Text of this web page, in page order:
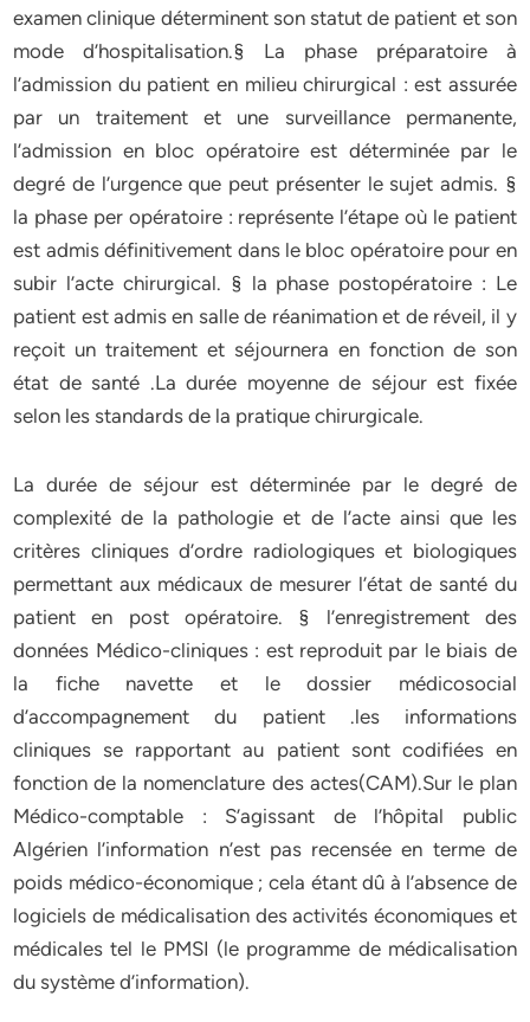
examen clinique déterminent son statut de patient et son
mode d’hospitalisation.§ La phase préparatoire à
l’admission du patient en milieu chirurgical : est assurée
par un traitement et une surveillance permanente,
l’admission en bloc opératoire est déterminée par le
degré de l’urgence que peut présenter le sujet admis. §
la phase per opératoire : représente l’étape où le patient
est admis définitivement dans le bloc opératoire pour en
subir l’acte chirurgical. § la phase postopératoire : Le
patient est admis en salle de réanimation et de réveil, il y
reçoit un traitement et séjournera en fonction de son
état de santé .La durée moyenne de séjour est fixée
selon les standards de la pratique chirurgicale.
La durée de séjour est déterminée par le degré de
complexité de la pathologie et de l’acte ainsi que les
critères cliniques d’ordre radiologiques et biologiques
permettant aux médicaux de mesurer l’état de santé du
patient en post opératoire. § l’enregistrement des
données Médico-cliniques : est reproduit par le biais de
la fiche navette et le dossier médicosocial
d’accompagnement du patient .les informations
cliniques se rapportant au patient sont codifiées en
fonction de la nomenclature des actes(CAM).Sur le plan
Médico-comptable : S’agissant de l’hôpital public
Algérien l’information n’est pas recensée en terme de
poids médico-économique ; cela étant dû à l’absence de
logiciels de médicalisation des activités économiques et
médicales tel le PMSI (le programme de médicalisation
du système d’information).